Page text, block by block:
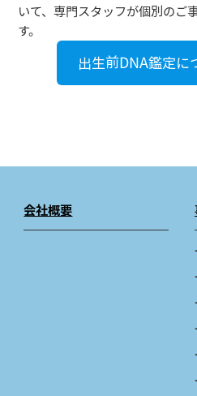
いて、専門スタッフが個別のご
す。
出生前DNA鑑定に
会社概要